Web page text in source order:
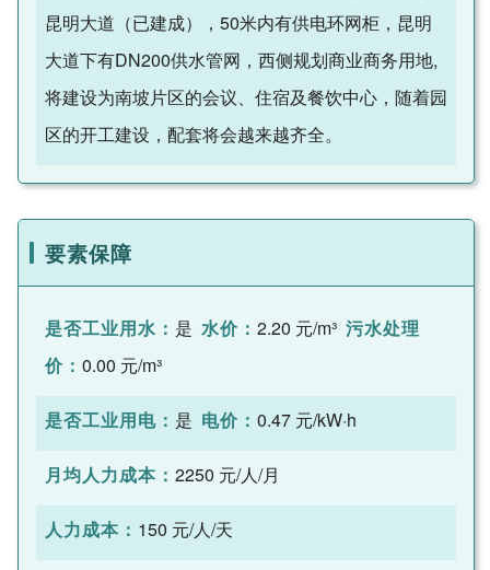
昆明大道（已建成），50米内有供电环网柜，昆明
大道下有DN200供水管网，西侧规划商业商务用地,
将建设为南坡片区的会议、住宿及餐饮中心，随着园
区的开工建设，配套将会越来越齐全。
要素保障
是否工业用水： 是 水价： 2.20 元/m³ 污水处理
价： 0.00 元/m³
是否工业用电： 是 电价： 0.47 元/kW·h
月均人力成本： 2250 元/人/月
人力成本： 150 元/人/天